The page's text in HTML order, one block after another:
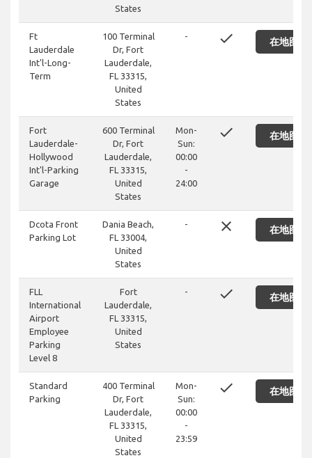
States
Ft
Lauderdale
Int'l-Long-
Term
100 Terminal
Dr, Fort
Lauderdale,
FL 33315,
United
States
- done 在地图上
Fort
Lauderdale-
Hollywood
Int'l-Parking
Garage
600 Terminal
Dr, Fort
Lauderdale,
FL 33315,
United
States
Mon-
Sun:
00:00
-
24:00
done 在地图上
Dcota Front
Parking Lot
Dania Beach,
FL 33004,
United
States
- close 在地图上
FLL
International
Airport
Employee
Parking
Level 8
Fort
Lauderdale,
FL 33315,
United
States
- done 在地图上
Standard
Parking
400 Terminal
Dr, Fort
Lauderdale,
FL 33315,
United
States
Mon-
Sun:
00:00
-
23:59
done 在地图上